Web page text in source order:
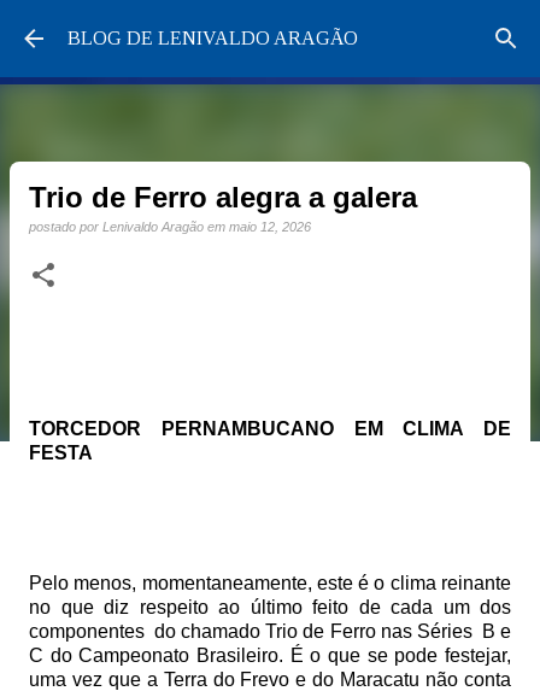
Pular para o conteúdo principal
BLOG DE LENIVALDO ARAGÃO
Trio de Ferro alegra a galera
postado por Lenivaldo Aragão em maio 12, 2026
TORCEDOR PERNAMBUCANO EM CLIMA DE
FESTA
Pelo menos, momentaneamente, este é o clima reinante
no que diz respeito ao último feito de cada um dos
componentes do chamado Trio de Ferro nas Séries B e
C do Campeonato Brasileiro. É o que se pode festejar,
uma vez que a Terra do Frevo e do Maracatu não conta